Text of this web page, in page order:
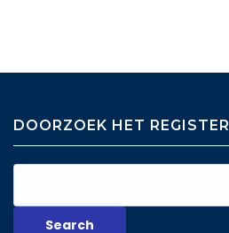
DOORZOEK HET REGISTER